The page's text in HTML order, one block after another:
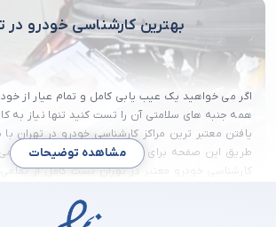
بهترین کارشناسی خودرو در
اگر می خواهید یک عیب یابی کامل و تمام عیار از
همه جنبه های سلامتی آن را تست کنید تنها نیاز به
یافتن معتبر ترین مراکز کارشناسی خودرو در تهران
طریق این صفحه برای شما فراهم شده است. شما
کارشناسی خودرو معتبر در تهران تست کامل از
تهران با ما در این مطلب همراه باشید.
مشاهده توضیحات